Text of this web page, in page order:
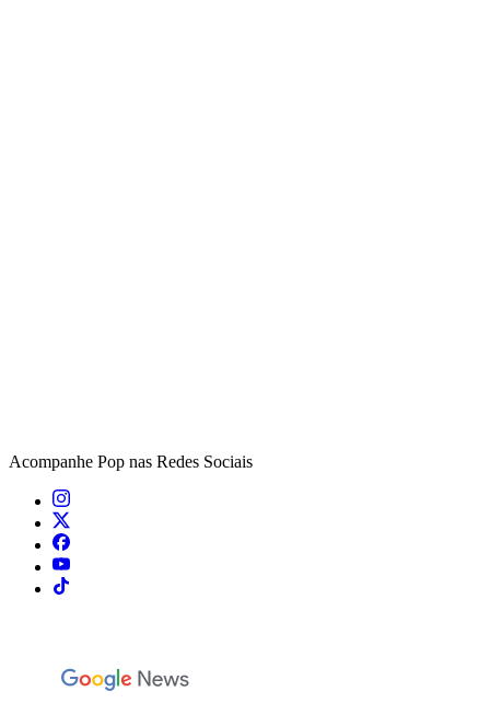
Acompanhe Pop nas Redes Sociais